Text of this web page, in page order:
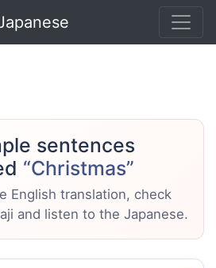
sentences
“Christmas”
English translation, check
and listen to the Japanese.